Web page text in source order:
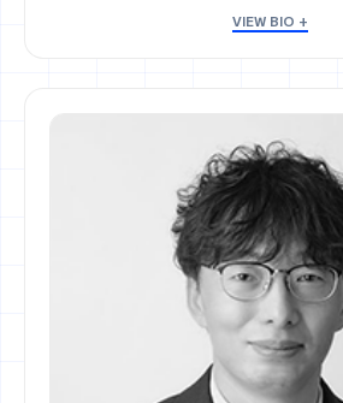
VIEW BIO +